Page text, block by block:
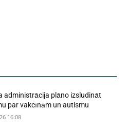
administrācija plāno izsludināt
par vakcīnām un autismu
16:08